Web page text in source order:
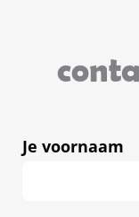
Voornaam
Je voornaam